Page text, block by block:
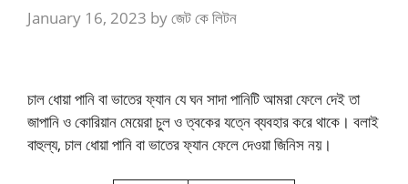
January 16, 2023 byজেট কে লিটন
চাল ধোয়া পানি বা ভাতের ফ্যান যে ঘন সাদা পানিটি আমরা ফেলে দেই তা
জাপানি ও কোরিয়ান মেয়েরা চুল ও ত্বকের যত্নে ব্যবহার করে থাকে। বলাই
বাহুল্য, চাল ধোয়া পানি বা ভাতের ফ্যান ফেলে দেওয়া জিনিস নয়।